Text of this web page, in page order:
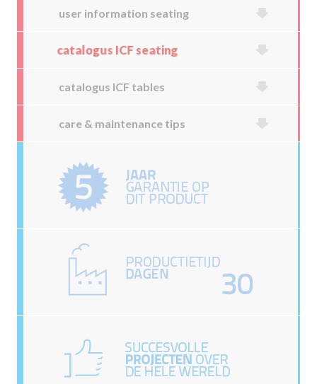
user information seating
catalogus ICF seating
catalogus ICF tables
care & maintenance tips